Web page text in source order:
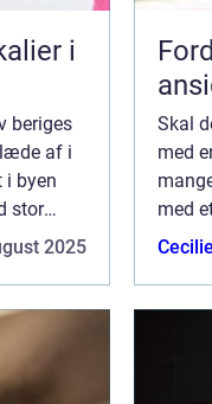
i
beriges
af i
i byen
stor
2025
Skal
med
med
fordel